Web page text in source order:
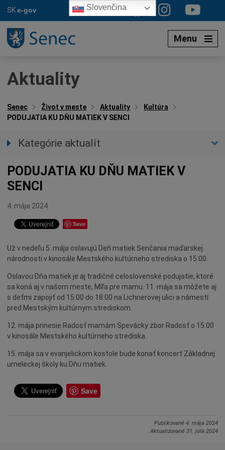
SKe-gov
Menu
Aktuality
Senec Život v meste Aktuality
Kultúra
PODUJATIA KU DŇU MATIEK V SENCI
Kategórie aktualít
Spravodajstvo
Parkovacia politika
Kultúra
Ocenenia
Údržba
Oznamy
Mestský úrad
Projekty
Primátor
Napísali o nás
História
PODUJATIA KU DŇU MATIEK V
SENCI
4. mája 2024
Save
Už v nedeľu 5. mája oslavujú Deň matiek Senčania maďarskej
národnosti v kinosále Mestského kultúrneho strediska o 15:00.
Oslavou Dňa matiek je aj tradičné celoslovenské podujatie, ktoré
sa koná aj v našom meste, Míľa pre mamu. 11. mája sa môžete aj
s deťmi zapojiť od 15:00 do 18:00 na Lichnerovej ulici a námestí
pred Mestským kultúrnym strediskom.
12. mája prinesie Radosť mamám Spevácky zbor Radosť o 15:00
v kinosále Mestského kultúrneho strediska.
15. mája sa v evanjelickom kostole bude konať koncert Základnej
umeleckej školy ku Dňu matiek.
Save
Publikované 4. mája 2024
Aktualizované 31. júla 2024
Slovenčina